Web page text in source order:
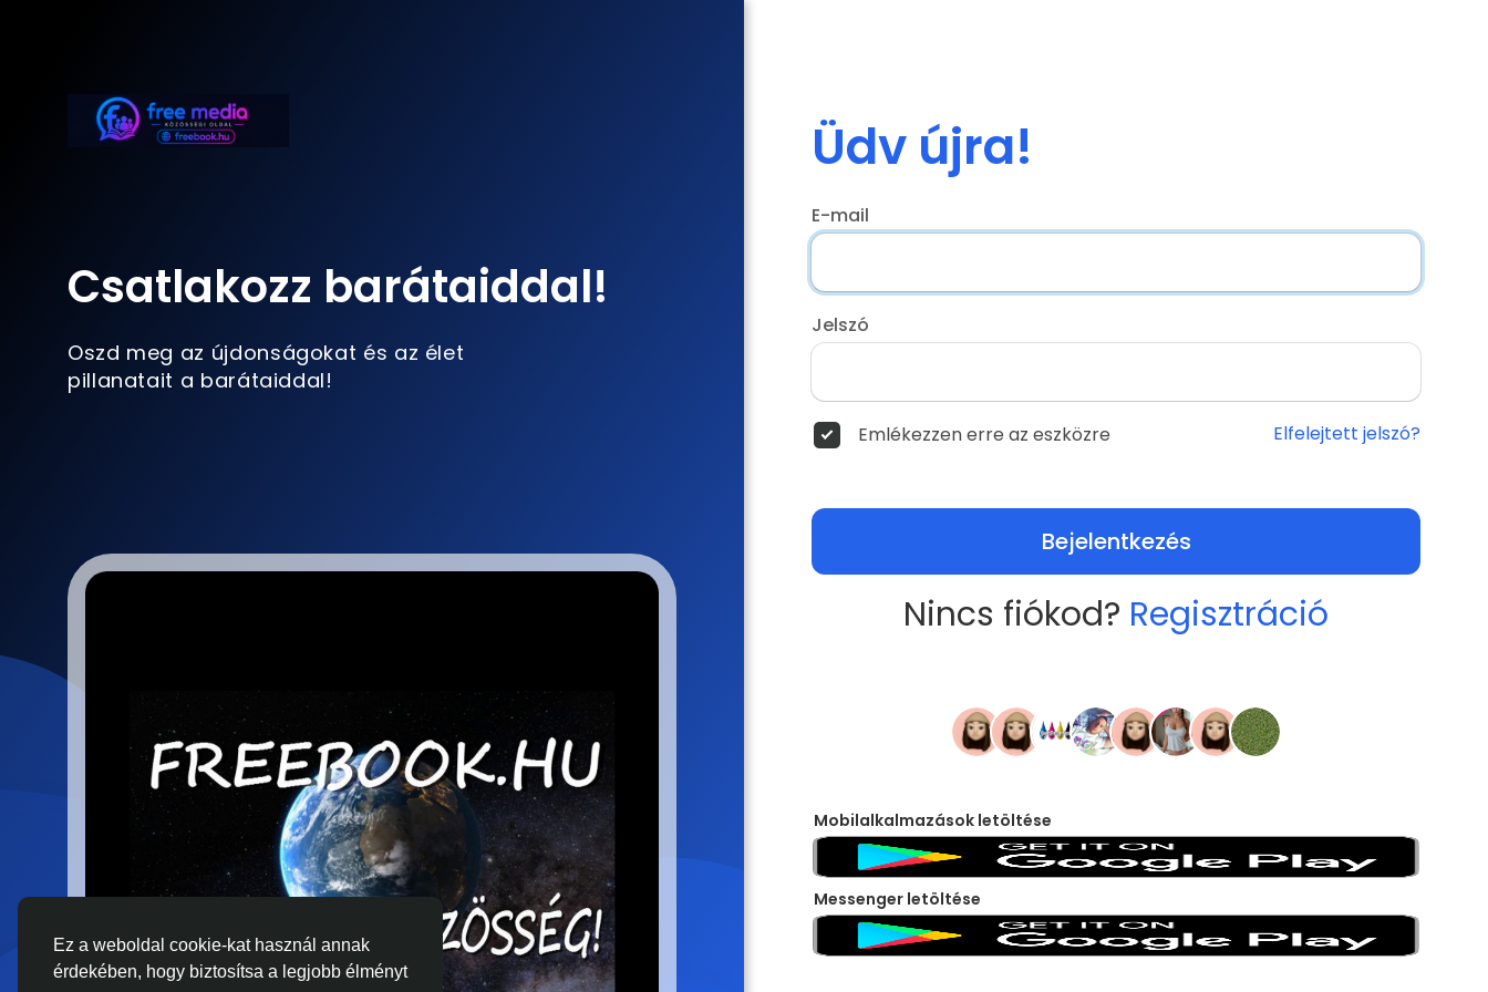
Ez a weboldal cookie-kat használ annak
érdekében, hogy biztosítsa a legjobb élményt
Csatlakozz barátaiddal!
Oszd meg az újdonságokat és az élet
pillanatait a barátaiddal!
Üdv újra!
E-mail
Jelszó
Emlékezzen erre az eszközre Elfelejtett jelszó?
Bejelentkezés
Nincs fiókod? Regisztráció
Mobilalkalmazások letöltése
Messenger letöltése